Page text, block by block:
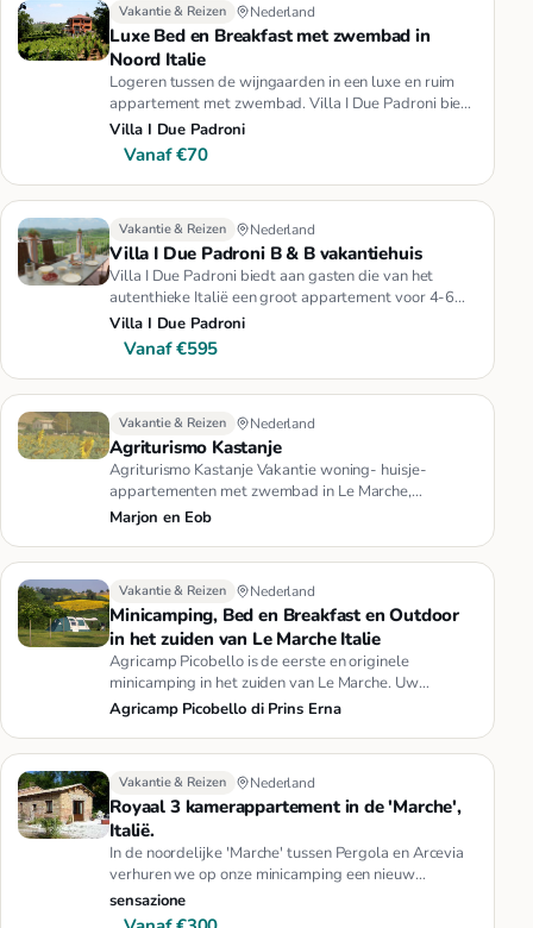
Vakantie & Reizen Nederland
Luxe Bed en Breakfast met zwembad in
Noord Italie
Logeren tussen de wijngaarden in een luxe en ruim
appartement met zwembad. Villa I Due Padroni biedt
het u allemaal en n…
Villa I Due Padroni
Vanaf €70
Vakantie & Reizen Nederland
Villa I Due Padroni B & B vakantiehuis
Villa I Due Padroni biedt aan gasten die van het
autenthieke Italië een groot appartement voor 4-6
personen in de pracht…
Villa I Due Padroni
Vanaf €595
Vakantie & Reizen Nederland
Agriturismo Kastanje
Agriturismo Kastanje Vakantie woning- huisje-
appartementen met zwembad in Le Marche,
authentiek Italië, Adriatische zee…
Marjon en Eob
Vakantie & Reizen Nederland
Minicamping, Bed en Breakfast en Outdoor
in het zuiden van Le Marche Italie
Agricamp Picobello is de eerste en originele
minicamping in het zuiden van Le Marche. Uw
vakantie in Italie wordt een pr…
Agricamp Picobello di Prins Erna
Vakantie & Reizen Nederland
Royaal 3 kamerappartement in de 'Marche',
Italië.
In de noordelijke 'Marche' tussen Pergola en Arcevia
verhuren we op onze minicamping een nieuw
gerealiseerd 3 kamer appa…
sensazione